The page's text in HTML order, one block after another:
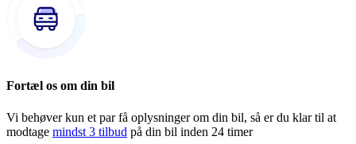
Fortæl os om din bil
Vi behøver kun et par få oplysninger om din bil, så er du klar til at
modtage mindst 3 tilbud på din bil inden 24 timer